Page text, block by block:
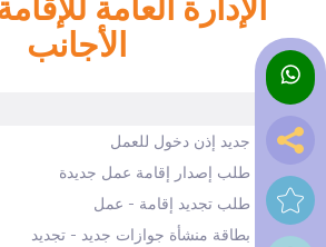
الإدارة العامة
الأجانب
جديد إذن دخول للعمل
طلب إصدار إقامة عمل جديدة
طلب تجديد إقامة - عمل
بطاقة منشأة جوازات جديد - تجديد